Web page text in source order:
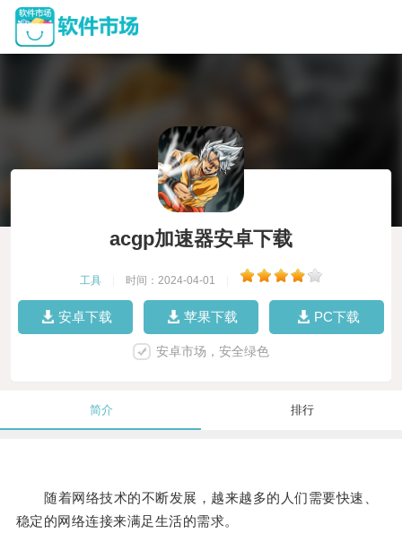
acgp加速器安卓下载
工具 时间：2024-04-01
安卓下载 苹果下载 PC下载
安卓市场，安全绿色
简介 排行
随着网络技术的不断发展，越来越多的人们需要快速、
稳定的网络连接来满足生活的需求。